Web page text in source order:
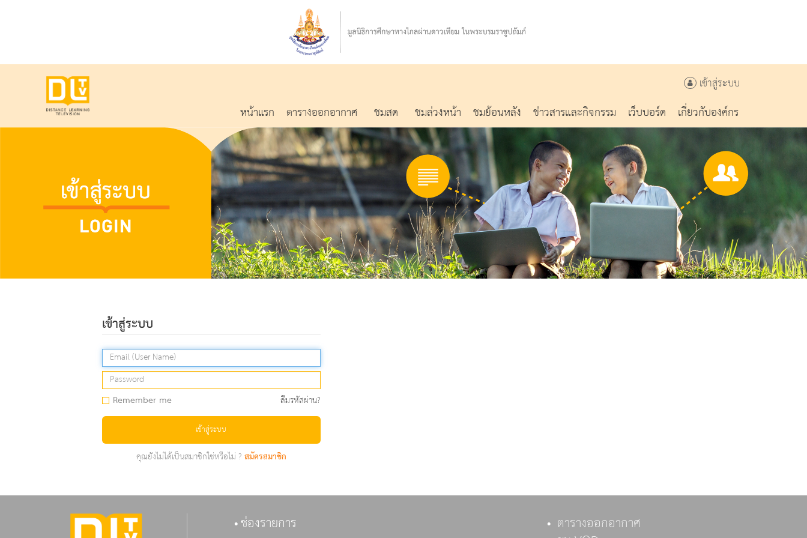
เข้าสู่ระบบ
หน้าแรก ตารางออกอากาศ ชมสด ชมล่วงหน้า ชมย้อนหลัง ข่าวสารและกิจกรรม เว็บบอร์ด เกี่ยวกับองค์กร
เข้าสู่ระบบ
Remember me ลืมรหัสผ่าน?
เข้าสู่ระบบ
คุณยังไม่ได้เป็นสมาชิกใช่หรือไม่ ?สมัครสมาชิก
ช่องรายการ ตารางออกอากาศ